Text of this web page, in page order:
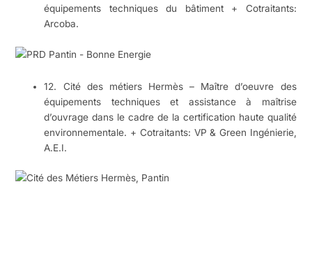
équipements techniques du bâtiment + Cotraitants:
Arcoba.
12. Cité des métiers Hermès – Maître d’oeuvre des
équipements techniques et assistance à maîtrise
d’ouvrage dans le cadre de la certification haute qualité
environnementale. + Cotraitants: VP & Green Ingénierie,
A.E.I.